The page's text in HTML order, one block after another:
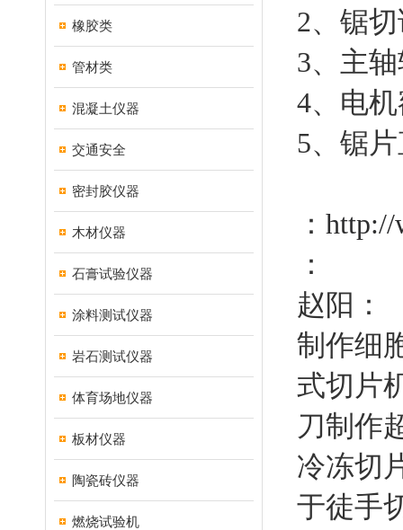
橡胶类
管材类
混凝土仪器
交通安全
密封胶仪器
木材仪器
石膏试验仪器
涂料测试仪器
岩石测试仪器
体育场地仪器
板材仪器
陶瓷砖仪器
燃烧试验机
2、锯
3、主
4、电
5、锯
： http://
：
赵阳：
制作细
式切片
刀制作
冷冻切
于徒手